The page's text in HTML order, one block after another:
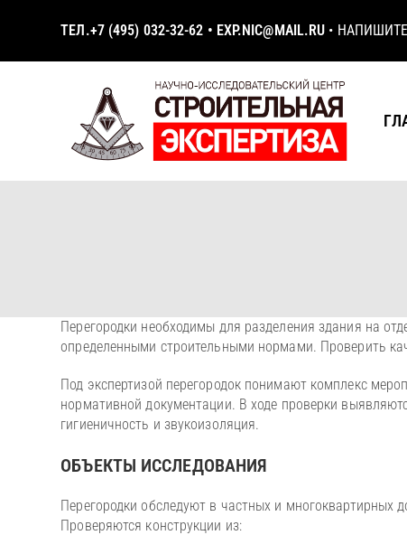
ТЕЛ.+7 (495) 032-32-62 • EXP.NIC@MAIL.RU •
Перегородки необходимы для разделения здания на
определенными строительными нормами. Проверить
Под экспертизой перегородок понимают комплекс
нормативной документации. В ходе проверки
гигиеничность и звукоизоляция.
ОБЪЕКТЫ ИССЛЕДОВАНИЯ
Перегородки обследуют в частных и
Проверяются конструкции из: